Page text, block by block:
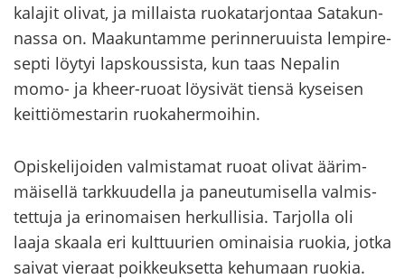
ka­la­jit oli­vat, ja mil­lais­ta ruo­ka­tar­jon­taa Sa­ta­kun­
nas­sa on. Maa­kun­tam­me pe­rin­ne­ruu­is­ta lem­pi­re­
sep­ti löy­tyi laps­kous­sis­ta, kun taas Ne­pa­lin
momo- ja kheer-​ruoat löy­si­vät tien­sä ky­sei­sen
keit­tiö­mes­ta­rin ruo­ka­her­moi­hin.
Opis­ke­li­joi­den val­mis­ta­mat ruoat oli­vat ää­rim­
mäi­sel­lä tark­kuu­del­la ja pa­neu­tu­mi­sel­la val­mis­
tet­tu­ja ja erin­omai­sen her­kul­li­sia. Tar­jol­la oli
laaja skaa­la eri kult­tuu­rien omi­nai­sia ruo­kia, jotka
sai­vat vie­raat poik­keuk­set­ta ke­hu­maan ruo­kia.